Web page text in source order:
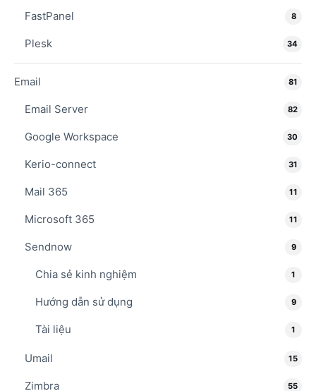
FastPanel 8
Plesk 34
Email 81
Email Server 82
Google Workspace 30
Kerio-connect 31
Mail 365 11
Microsoft 365 11
Sendnow 9
Chia sẻ kinh nghiệm 1
Hướng dẫn sử dụng 9
Tài liệu 1
Umail 15
Zimbra 55